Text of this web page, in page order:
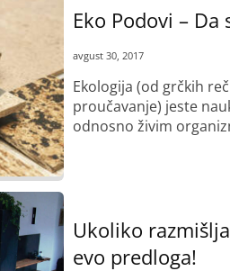
Eko Podovi – Da
avgust 30, 2017
Ekologija (od grčkih
proučavanje) jeste
odnosno živim
Ukoliko
evo predloga!